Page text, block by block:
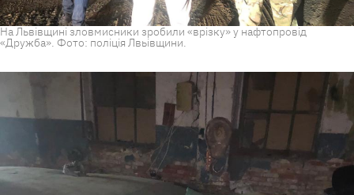
На Львівщині зловмисники зробили «врізку» у нафтопровід
«Дружба». Фото: поліція Лвьівщини.